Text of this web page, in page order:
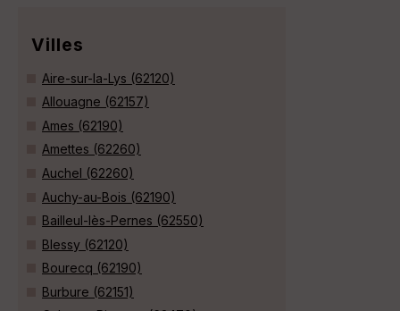
Villes
Aire-sur-la-Lys (62120)
Allouagne (62157)
Ames (62190)
Amettes (62260)
Auchel (62260)
Auchy-au-Bois (62190)
Bailleul-lès-Pernes (62550)
Blessy (62120)
Bourecq (62190)
Burbure (62151)